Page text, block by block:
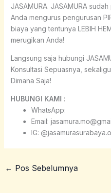
JASAMURA. JASAMURA
Anda mengurus pengurusan
biaya yang tentunya LEBIH
merugikan Anda!
Langsung saja hubungi
Konsultasi Sepuasnya,
Dimana Saja!
HUBUNGI KAMI :
WhatsApp:
Email:
IG:
← Pos Sebelumnya